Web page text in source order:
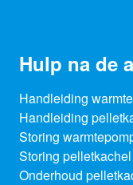
Hulp na de
Handleiding
Handleiding
Storing
Storing pelletkachel
Onderhoud